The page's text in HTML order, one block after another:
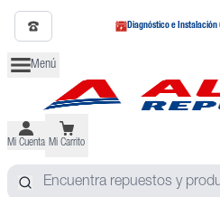
Diagnóstico e Instalación
Menú
Mi Cuenta Mi Carrito